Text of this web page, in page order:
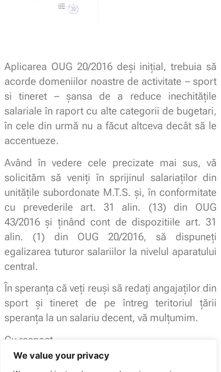
We value your privacy
Aplicarea OUG 20/2016 deşi iniţial, trebuia să
acorde domeniilor noastre de activitate – sport
si tineret – şansa de a reduce inechităţile
salariale în raport cu alte categorii de bugetari,
în cele din urmă nu a făcut altceva decât să le
accentueze.
Având în vedere cele precizate mai sus, vă
solicităm să veniţi în sprijinul salariaţilor din
unităţile subordonate M.T.S. şi, în conformitate
cu prevederile art. 31 alin. (13) din OUG
43/2016 şi ţinând cont de dispozitiile art. 31
alin. (1) din OUG 20/2016, să dispuneţi
egalizarea tuturor salariilor la nivelul aparatului
central.
Ȋn speranţa că veţi reuşi să redaţi angajaţilor din
sport şi tineret de pe întreg teritoriul ţării
speranţa la un salariu decent, vă mulţumim.
Cu respect,
Andy Nagy – Preşedinte
Sindicatul Naţional Sport şi Tineret